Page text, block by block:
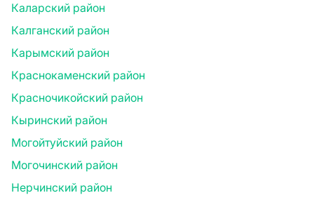
Каларский район
Калганский район
Карымский район
Краснокаменский район
Красночикойский район
Кыринский район
Могойтуйский район
Могочинский район
Нерчинский район